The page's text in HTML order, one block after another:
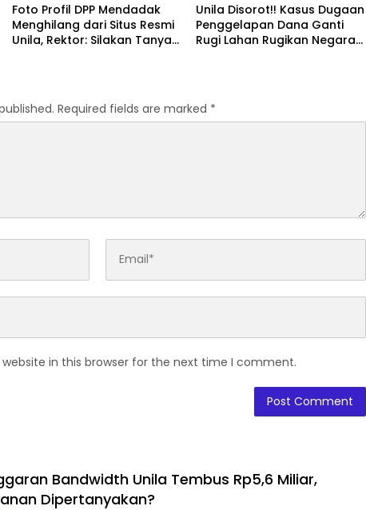
Foto Profil DPP Mendadak
Menghilang dari Situs Resmi
Unila, Rektor: Silakan Tanya
Unila Disorot!! Kasus Dugaan
Penggelapan Dana Ganti
Rugi Lahan Rugikan Negara
Required fields are marked *
in this browser for the next time I comment.
Bandwidth Unila Tembus Rp5,6 Miliar,
Dipertanyakan?